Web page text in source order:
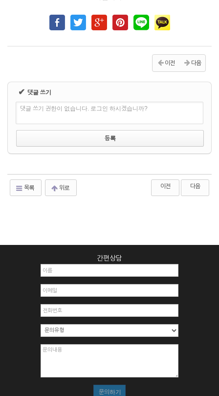
이전 다음
✔ 댓글 쓰기
댓글 쓰기 권한이 없습니다. 로그인 하시겠습니까?
목록 위로 이전 다음
간편상담